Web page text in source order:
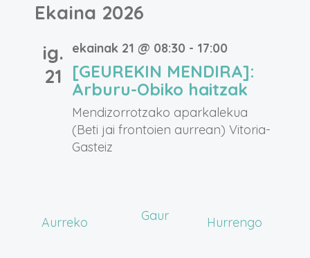
Ekaina 2026
ig.
21
ekainak 21 @ 08:30 - 17:00
[GEUREKIN MENDIRA]:
Arburu-Obiko haitzak
Mendizorrotzako aparkalekua
(Beti jai frontoien aurrean) Vitoria-
Gasteiz
AurrekoEkitaldiak Gaur Hurrengo